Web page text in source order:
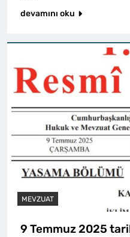
devamını oku
MEVZUAT
9 Temmuz 2025